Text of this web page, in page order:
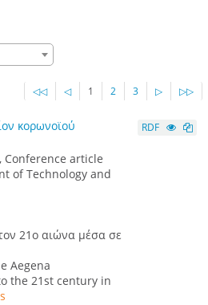
◁◁ ◁ 1 2 3 ▷ ▷▷
κορωνοϊού
Conference article
of Technology and
21ο αιώνα μέσα σε
Aegena
the 21st century in
RDF